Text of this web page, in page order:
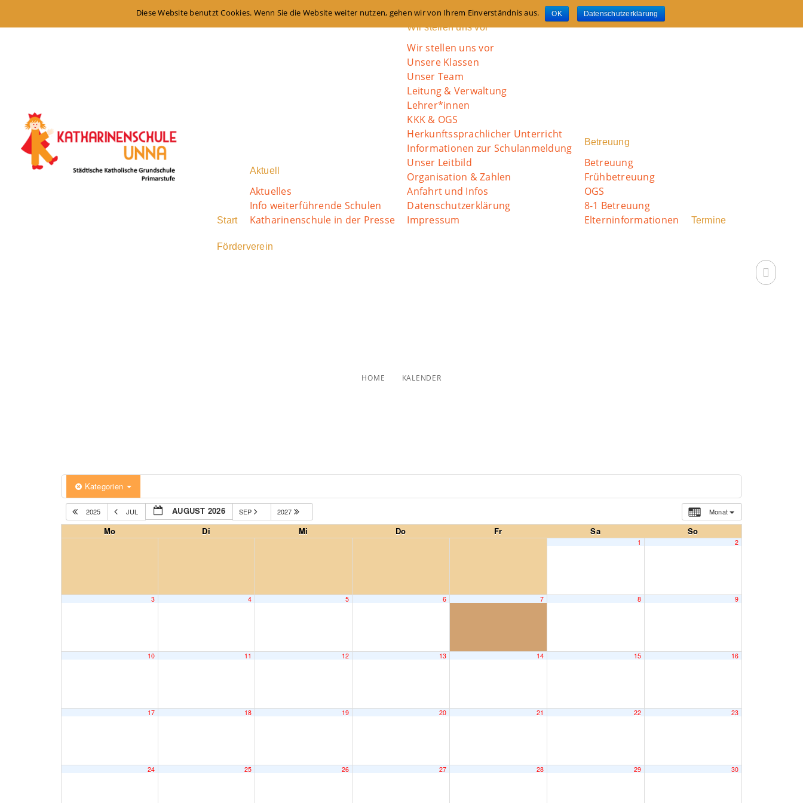
Start
Aktuell
Aktuelles
Info weiterführende Schulen
Katharinenschule in der Presse
Wir stellen uns vor
Wir stellen uns vor
Unsere Klassen
Unser Team
Leitung & Verwaltung
Lehrer*innen
KKK & OGS
Herkunftssprachlicher Unterricht
Informationen zur Schulanmeldung
Unser Leitbild
Organisation & Zahlen
Anfahrt und Infos
Datenschutzerklärung
Impressum
Betreuung
Betreuung
Frühbetreuung
OGS
8-1 Betreuung
Elterninformationen
Termine
Förderverein
HOME KALENDER
Kategorien
Monat
2025 JUL AUGUST 2026 SEP 2027
Mo Di Mi Do Fr Sa So
1 2
3 4 5 6 7 8 9
10 11 12 13 14 15 16
17 18 19 20 21 22 23
24 25 26 27 28 29 30
Diese Website benutzt Cookies. Wenn Sie die Website weiter nutzen, gehen wir von Ihrem Einverständnis aus. OK Datenschutzerklärung